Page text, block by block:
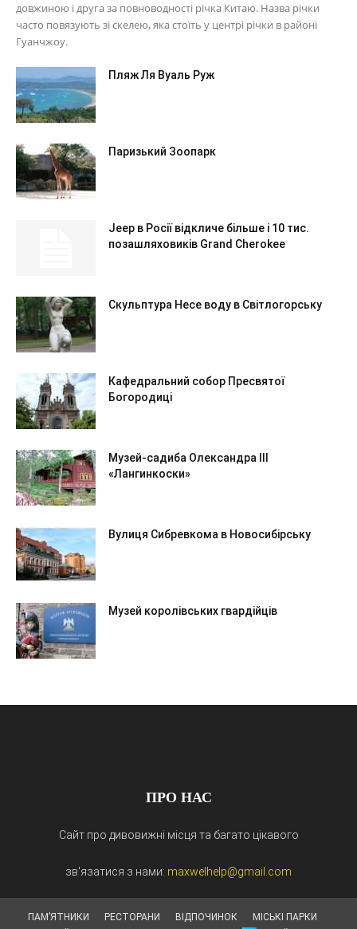
довжиною і друга за повноводності річка Китаю. Назва річки
часто повязують зі скелею, яка стоїть у центрі річки в районі
Гуанчжоу.
Пляж Ля Вуаль Руж
Паризький Зоопарк
Jeep в Росії відкличе більше і 10 тис.
позашляховиків Grand Cherokee
Скульптура Несе воду в Світлогорську
Кафедральний собор Пресвятої
Богородиці
Музей-садиба Олександра III
«Лангинкоски»
Вулиця Сибревкома в Новосибірську
Музей королівських гвардійців
ПРО НАС
Сайт про дивовижні місця та багато цікавого
зв'язатися з нами: maxwelhelp@gmail.com
ПАМ’ЯТНИКИ РЕСТОРАНИ ВІДПОЧИНОК
МІСЬКІ ПАРКИ